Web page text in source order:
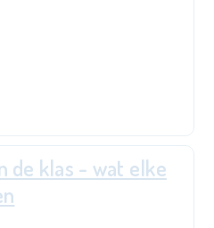
de klas - wat elke